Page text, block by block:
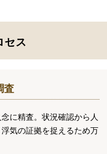
セス
査
に精査。状況確認から人
気の証拠を捉えるため万